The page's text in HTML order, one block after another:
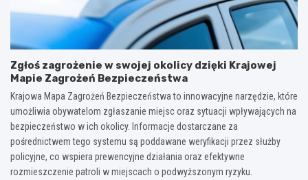
Zgłoś zagrożenie w swojej okolicy dzięki Krajowej
Mapie Zagrożeń Bezpieczeństwa
Krajowa Mapa Zagrożeń Bezpieczeństwa to innowacyjne narzędzie, które
umożliwia obywatelom zgłaszanie miejsc oraz sytuacji wpływających na
bezpieczeństwo w ich okolicy. Informacje dostarczane za
pośrednictwem tego systemu są poddawane weryfikacji przez służby
policyjne, co wspiera prewencyjne działania oraz efektywne
rozmieszczenie patroli w miejscach o podwyższonym ryzyku.